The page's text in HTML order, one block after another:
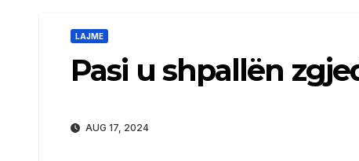
LAJME
Pasi u shpallën
AUG 17, 2024